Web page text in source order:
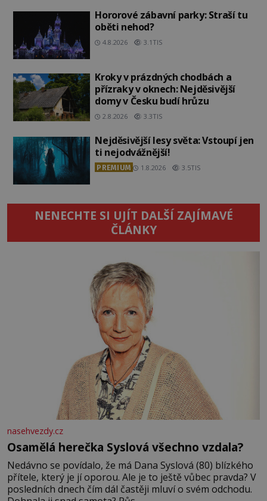
Hororové zábavní parky: Straší tu
oběti nehod?
4.8.2026 3.1TIS
Kroky v prázdných chodbách a
přízraky v oknech: Nejděsivější
domy v Česku budí hrůzu
2.8.2026 3.3TIS
Nejděsivější lesy světa: Vstoupí jen
ti nejodvážnější!
PREMIUM 1.8.2026 3.5TIS
NENECHTE SI UJÍT DALŠÍ ZAJÍMAVÉ
ČLÁNKY
nasehvezdy.cz
Osamělá herečka Syslová všechno vzdala?
Nedávno se povídalo, že má Dana Syslová (80) blízkého
přítele, který je jí oporou. Ale je to ještě vůbec pravda? V
posledních dnech čím dál častěji mluví o svém odchodu.